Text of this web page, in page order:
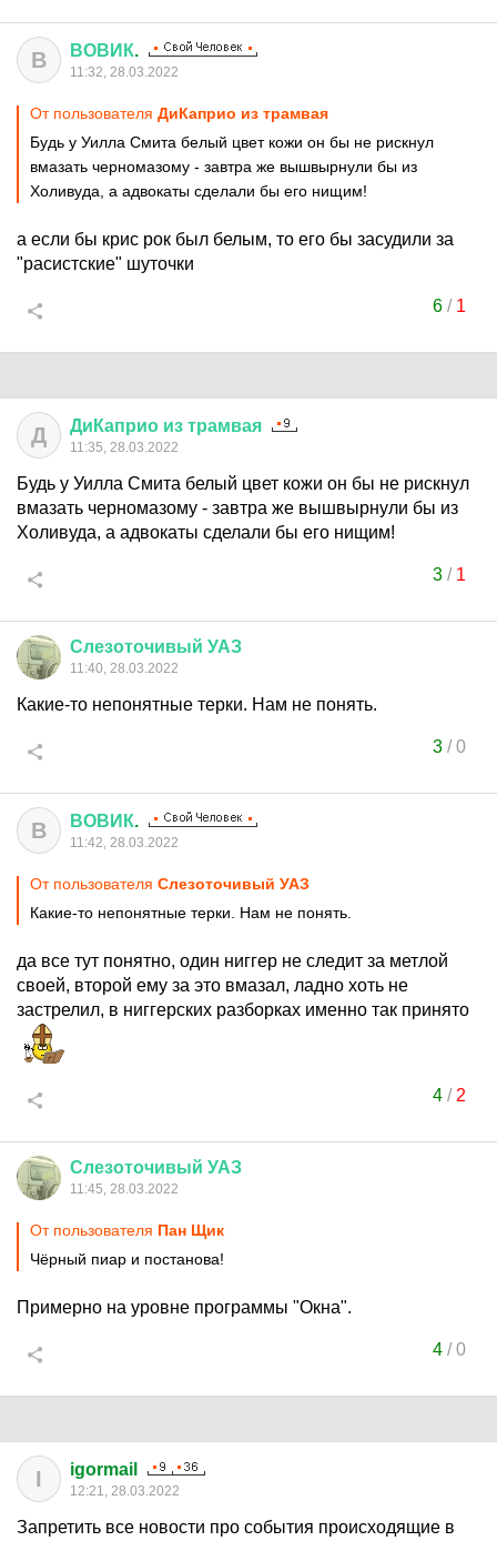
В ВОВИК.
11:32, 28.03.2022
От пользователя ДиКаприо из трамвая
Будь у Уилла Смита белый цвет кожи он бы не рискнул
вмазать черномазому - завтра же вышвырнули бы из
Холивуда, а адвокаты сделали бы его нищим!
а если бы крис рок был белым, то его бы засудили за
"расистские" шуточки
6/ 1
Д ДиКаприо из трамвая
11:35, 28.03.2022
Будь у Уилла Смита белый цвет кожи он бы не рискнул
вмазать черномазому - завтра же вышвырнули бы из
Холивуда, а адвокаты сделали бы его нищим!
3/ 1
Слезоточивый УАЗ
11:40, 28.03.2022
Какие-то непонятные терки. Нам не понять.
3/0
В ВОВИК.
11:42, 28.03.2022
От пользователя Слезоточивый УАЗ
Какие-то непонятные терки. Нам не понять.
да все тут понятно, один ниггер не следит за метлой
своей, второй ему за это вмазал, ладно хоть не
застрелил, в ниггерских разборках именно так принято
4/ 2
Слезоточивый УАЗ
11:45, 28.03.2022
От пользователя Пан Щик
Чёрный пиар и постанова!
Примерно на уровне программы "Окна".
4/0
I igormail
12:21, 28.03.2022
Запретить все новости про события происходящие в